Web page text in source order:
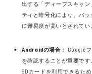
出する「ディープスキャン
ティと暗号化により、バ
に難易度が高いとされてい
Androidの場合：
Google
を確認することが重要で
SDカードを利用できるた